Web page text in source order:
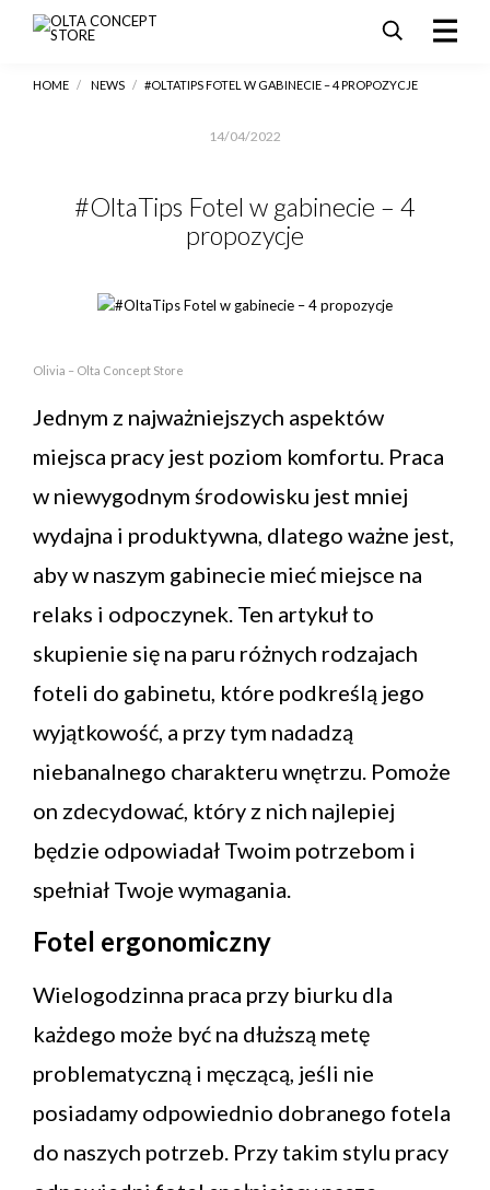
PRODUKTY
REALIZACJE
DLA ARCHITEKTÓW
HOME / NEWS / #OLTATIPS FOTEL W GABINECIE – 4 PROPOZYCJE
14/04/2022
#OltaTips Fotel w gabinecie – 4
propozycje
Olivia – Olta Concept Store
Jednym z najważniejszych aspektów
miejsca pracy jest poziom komfortu. Praca
w niewygodnym środowisku jest mniej
wydajna i produktywna, dlatego ważne jest,
aby w naszym gabinecie mieć miejsce na
relaks i odpoczynek. Ten artykuł to
skupienie się na paru różnych rodzajach
foteli do gabinetu, które podkreślą jego
wyjątkowość, a przy tym nadadzą
niebanalnego charakteru wnętrzu. Pomoże
on zdecydować, który z nich najlepiej
będzie odpowiadał Twoim potrzebom i
spełniał Twoje wymagania.
Fotel ergonomiczny
Wielogodzinna praca przy biurku dla
każdego może być na dłuższą metę
problematyczną i męczącą, jeśli nie
posiadamy odpowiednio dobranego fotela
do naszych potrzeb. Przy takim stylu pracy